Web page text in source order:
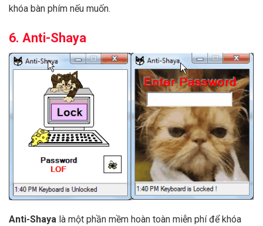
khóa bàn phím nếu muốn.
6. Anti-Shaya
Anti-Shaya là một phần mềm hoàn toàn miễn phí để khóa